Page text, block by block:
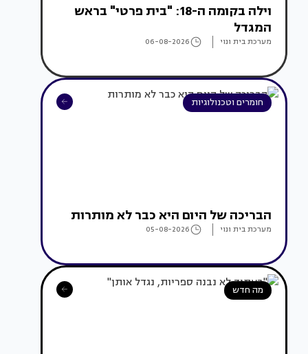
וילה בקומה ה-18: "בית פרטי" בראש
המגדל
מערכת בית ונוי 06-08-2026
חומרים וטכנולוגיות
הבריכה של היום היא כבר לא מותרות
מערכת בית ונוי 05-08-2026
מה חדש